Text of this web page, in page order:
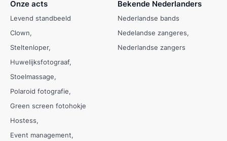
Onze acts
Levend standbeeld
Clown
Steltenloper
Huwelijksfotograaf
Stoelmassage
Polaroid fotografie
Green screen fotohokje
Hostess
Event management
Bekende Nederlanders
Nederlandse bands
Nedelandse zangeres
Nederlandse zangers